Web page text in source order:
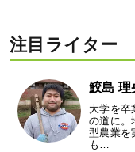
注目ライター
鮫島 理
大学を卒
の道に。
型農業を
も…